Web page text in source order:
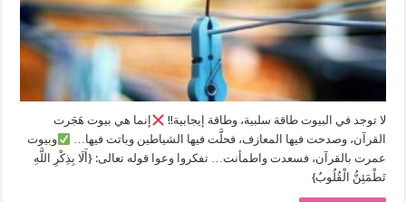
لا توجد في البيوت طاقة سلبية، وطاقة إيجابية!!
إنما هي بيوت هَجَرت
القرآن، وصدحت فيها المعازف، فحلَّت فيها الشياطين وباتت فيها…
وبيوت
عمرت بالقرآن، فسعدت واطمأنت… تفكروا وعوا قوله تعالى: {أَلَا بِذِكْرِ اللَّهِ
تَطْمَئِنُّ الْقُلُوبُ}